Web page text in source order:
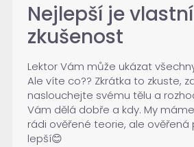
Nejlepší je vlastní
zkušenost
Lektor Vám může ukázat
Ale víte co?? Zkrátka to zkuste,
naslouchejte svému tělu a
Vám dělá dobře a kdy. My
rádi ověřené teorie, ale ověřená
lepší😊